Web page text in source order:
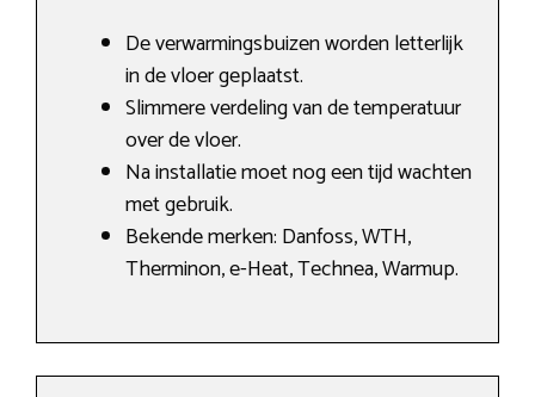
De verwarmingsbuizen worden letterlijk
in de vloer geplaatst.
Slimmere verdeling van de temperatuur
over de vloer.
Na installatie moet nog een tijd wachten
met gebruik.
Bekende merken: Danfoss, WTH,
Therminon, e-Heat, Technea, Warmup.